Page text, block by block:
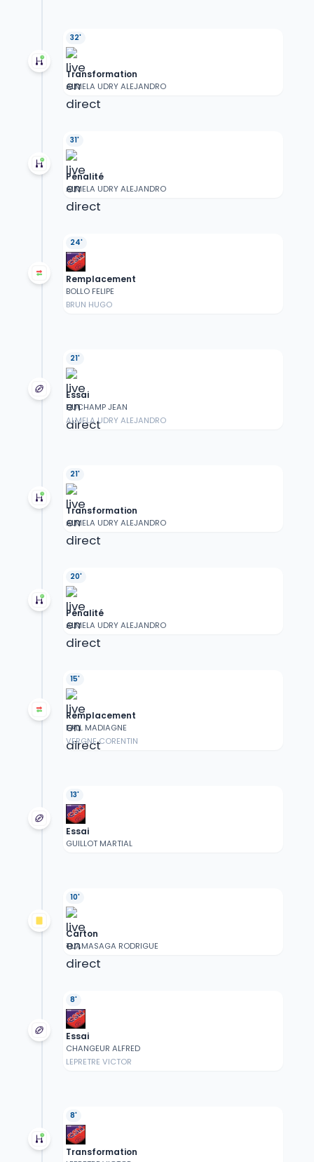
32'
Transformation
ALMELA UDRY ALEJANDRO
31'
Pénalité
ALMELA UDRY ALEJANDRO
24'
Remplacement
BOLLO FELIPE
BRUN HUGO
21'
Essai
DUCHAMP JEAN
ALMELA UDRY ALEJANDRO
21'
Transformation
ALMELA UDRY ALEJANDRO
20'
Pénalité
ALMELA UDRY ALEJANDRO
15'
Remplacement
FALL MADIAGNE
VERGNE CORENTIN
13'
Essai
GUILLOT MARTIAL
10'
Carton
TUAMASAGA RODRIGUE
8'
Essai
CHANGEUR ALFRED
LEPRETRE VICTOR
8'
Transformation